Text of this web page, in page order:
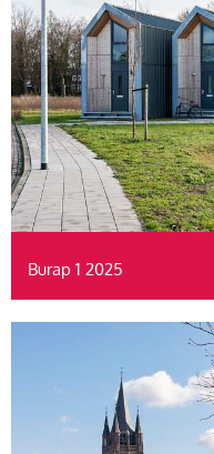
Burap 1 2025